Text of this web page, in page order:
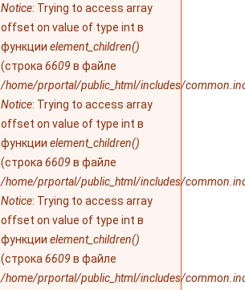
Notice: Trying to access array
offset on value of type int в
функции element_children()
(строка 6609 в файле
/home/prportal/public_html/includes/
Notice: Trying to access array
offset on value of type int в
функции element_children()
(строка 6609 в файле
/home/prportal/public_html/includes/
Notice: Trying to access array
offset on value of type int в
функции element_children()
(строка 6609 в файле
/home/prportal/public_html/includes/